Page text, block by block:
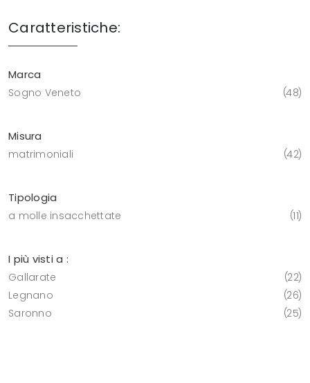
Caratteristiche:
Marca
Sogno Veneto 48
Misura
matrimoniali 42
Tipologia
a molle insacchettate 11
I più visti a :
Gallarate
22
Legnano
26
Saronno
25